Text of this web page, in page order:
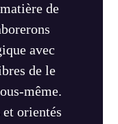
de
avec
de le
même.
orientés